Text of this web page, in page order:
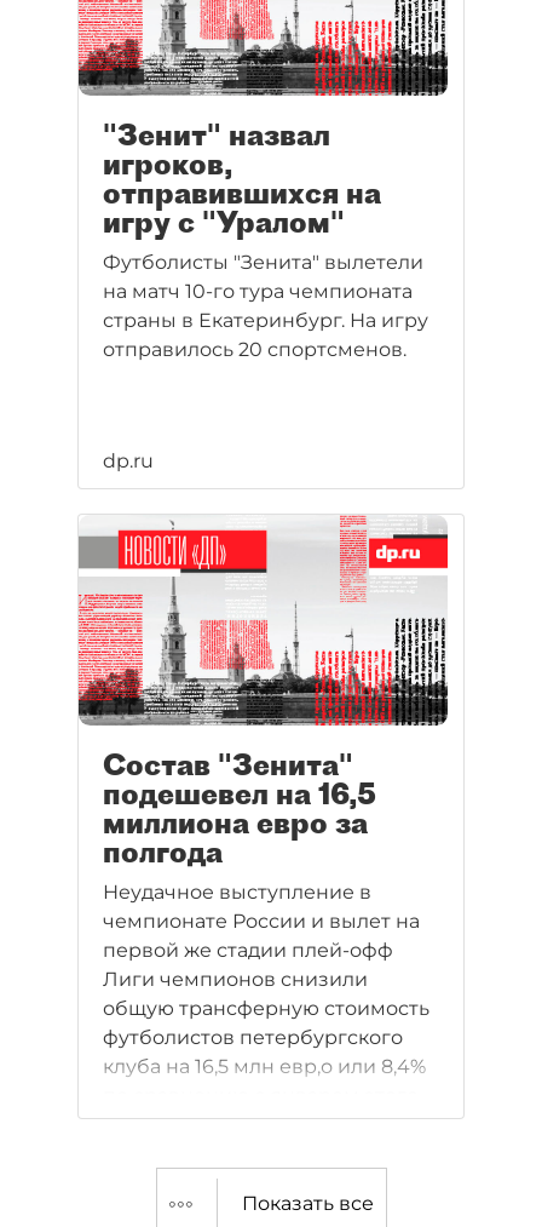
"Зенит" назвал
игроков,
отправившихся на
игру с "Уралом"
Футболисты "Зенита" вылетели
на матч 10-го тура чемпионата
страны в Екатеринбург. На игру
отправилось 20 спортсменов.
dp.ru
Состав "Зенита"
подешевел на 16,5
миллиона евро за
полгода
Неудачное выступление в
чемпионате России и вылет на
первой же стадии плей-офф
Лиги чемпионов снизили
общую трансферную стоимость
футболистов петербургского
клуба на 16,5 млн евр,о или 8,4%
года.
Показать все